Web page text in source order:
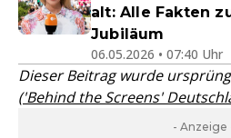
alt: Alle Fakten
Jubiläum
06.05.2026 • 07:40 Uhr
Dieser Beitrag wurde
('Behind the Screens'
- Anzeige